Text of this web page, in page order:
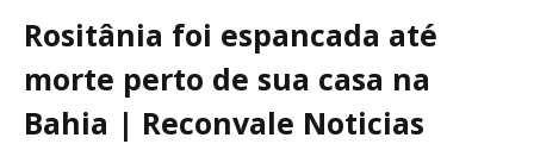
Rositânia foi espancada até
morte perto de sua casa na
Bahia | Reconvale Noticias